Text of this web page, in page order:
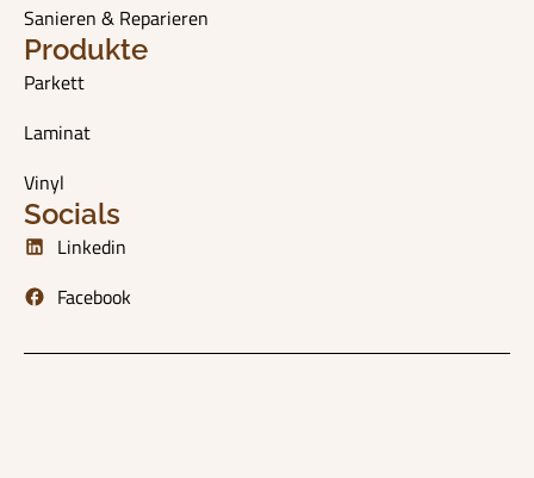
Sanieren & Reparieren
Produkte
Parkett
Laminat
Vinyl
Socials
Linkedin
Facebook